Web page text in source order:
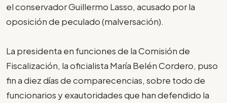
el conservador Guillermo Lasso, acusado por la
oposición de peculado (malversación).
La presidenta en funciones de la Comisión de
Fiscalización, la oficialista María Belén Cordero, puso
fin a diez días de comparecencias, sobre todo de
funcionarios y exautoridades que han defendido la